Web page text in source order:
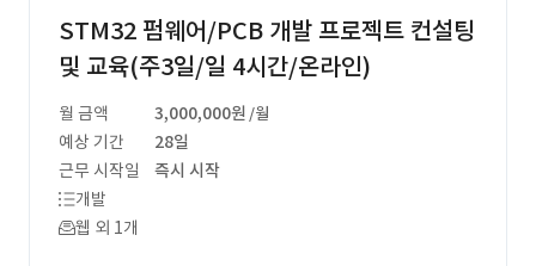
STM32 펌웨어/PCB 개발 프로젝트 컨설팅
및 교육(주3일/일 4시간/온라인)
월 금액 3,000,000원 /월
예상 기간
28일
근무 시작일
즉시 시작
개발
웹 외 1개